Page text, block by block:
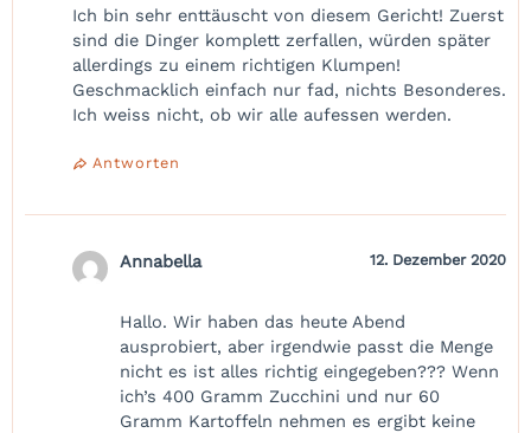
Ich bin sehr enttäuscht von diesem Gericht! Zuerst
sind die Dinger komplett zerfallen, würden später
allerdings zu einem richtigen Klumpen!
Geschmacklich einfach nur fad, nichts Besonderes.
Ich weiss nicht, ob wir alle aufessen werden.
Antworten
Annabella 12. Dezember 2020
Hallo. Wir haben das heute Abend
ausprobiert, aber irgendwie passt die Menge
nicht es ist alles richtig eingegeben??? Wenn
ich’s 400 Gramm Zucchini und nur 60
Gramm Kartoffeln nehmen es ergibt keine